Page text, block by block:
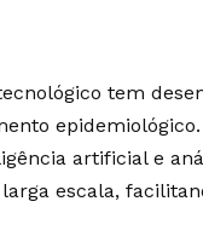
tem
artificial e
escala,